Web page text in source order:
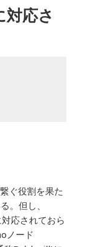
応さ
ぐ役割を果た
。但し、
応されておら
ノード